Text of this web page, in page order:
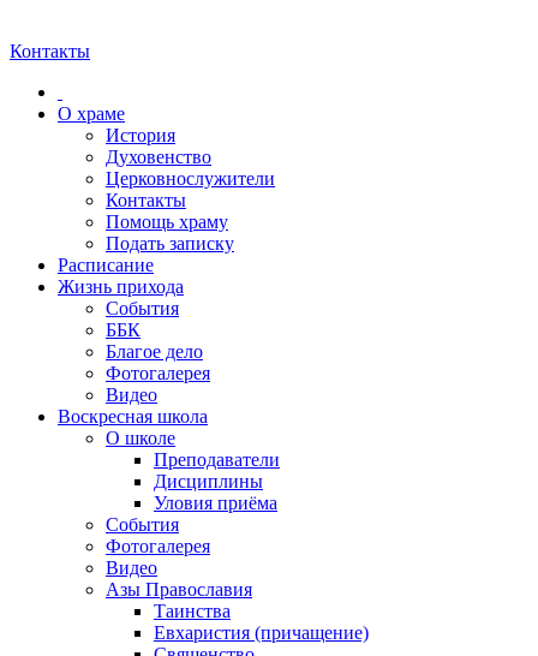
Контакты
О храме
История
Духовенство
Церковнослужители
Контакты
Помощь храму
Подать записку
Расписание
Жизнь прихода
События
ББК
Благое дело
Фотогалерея
Видео
Воскресная школа
О школе
Преподаватели
Дисциплины
Уловия приёма
События
Фотогалерея
Видео
Азы Православия
Таинства
Евхаристия (причащение)